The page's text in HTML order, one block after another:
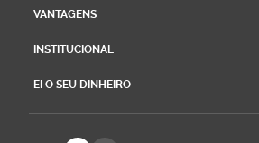
VANTAGENS
INSTITUCIONAL
EI O SEU DINHEIRO